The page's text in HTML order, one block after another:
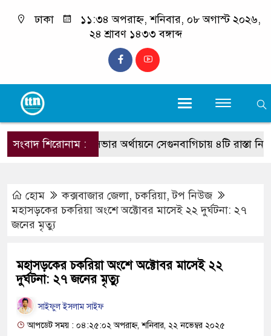
ঢাকা
১১:৩৪ অপরাহ্ন, শনিবার, ০৮ অগাস্ট ২০২৬,
২৪ শ্রাবণ ১৪৩৩ বঙ্গাব্দ
সংবাদ শিরোনাম :
পৌরসভার অর্থায়নে সেগুনবাগিচায় ৪টি রাস্তা নির্মাণ শুরু
হোম কক্সবাজার জেলা,চকরিয়া,টপ নিউজ
মহাসড়কের চকরিয়া অংশে অক্টোবর মাসেই ২২ দুর্ঘটনা: ২৭
জনের মৃত্যু
মহাসড়কের চকরিয়া অংশে অক্টোবর মাসেই ২২
দুর্ঘটনা: ২৭ জনের মৃত্যু
সাইফুল ইসলাম সাইফ
আপডেট সময় : ০৪:২৫:০২ অপরাহ্ন, শনিবার, ২২ নভেম্বর ২০২৫